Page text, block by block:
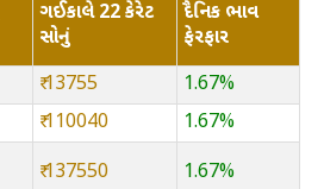
ગઈકાલે 22 કેરેટ
સોનું
દૈનિક ભાવ
ફેરફાર
₹ 13755
1.67%
₹ 110040
1.67%
₹ 137550 1.67%